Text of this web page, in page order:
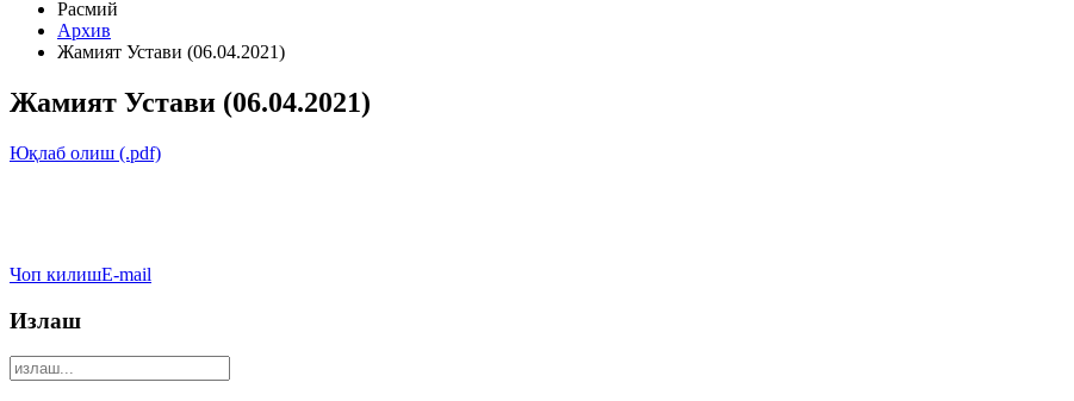
Расмий
Архив
Жамият Устави (06.04.2021)
Жамият Устави (06.04.2021)
Юқлаб олиш (.pdf)
Чоп килишE-mail
Излаш